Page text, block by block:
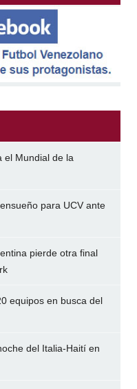
el Mundial de la
para UCV ante
pierde otra final
equipos en busca del
del Italia-Haití en